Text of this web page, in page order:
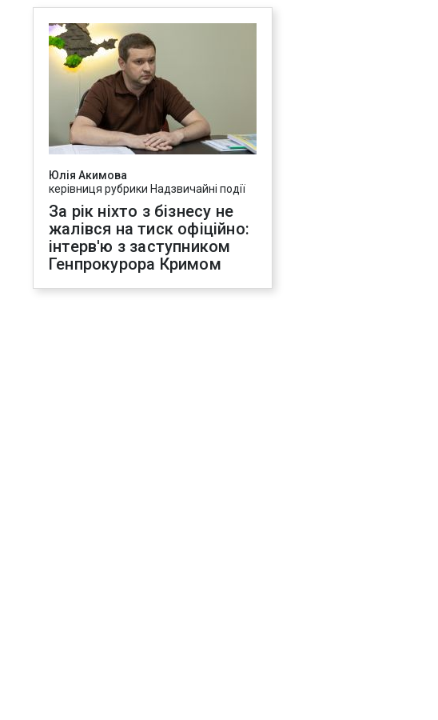
Юлія Акимова
керівниця рубрики Надзвичайні події
За рік ніхто з бізнесу не
жалівся на тиск офіційно:
інтерв'ю з заступником
Генпрокурора Кримом